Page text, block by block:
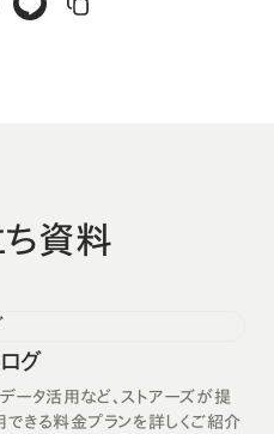
資料
グ
データ活用など、ストアーズが提
きる料金プランを詳しくご紹介